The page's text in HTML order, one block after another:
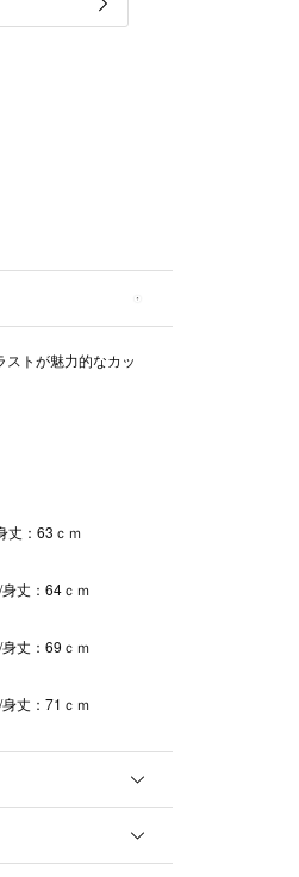
トが魅力的なカッ
丈：63ｃｍ
丈：64ｃｍ
丈：69ｃｍ
丈：71ｃｍ